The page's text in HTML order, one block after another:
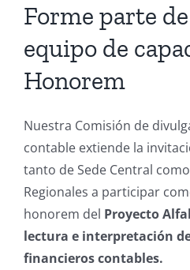
Forme parte
equipo de
Honorem
Nuestra Comisión de
contable extiende la
tanto de Sede Central
Regionales a participar
honorem del Proyecto
lectura e interpretación
financieros contables.